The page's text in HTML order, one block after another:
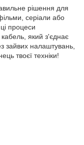
рішення для
серіали або
процеси
який з'єднає
зайвих налаштувань,
твоєї техніки!